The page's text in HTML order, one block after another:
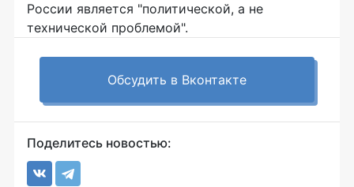
России является "политической, а не
технической проблемой".
Обсудить в Вконтакте
Поделитесь новостью: